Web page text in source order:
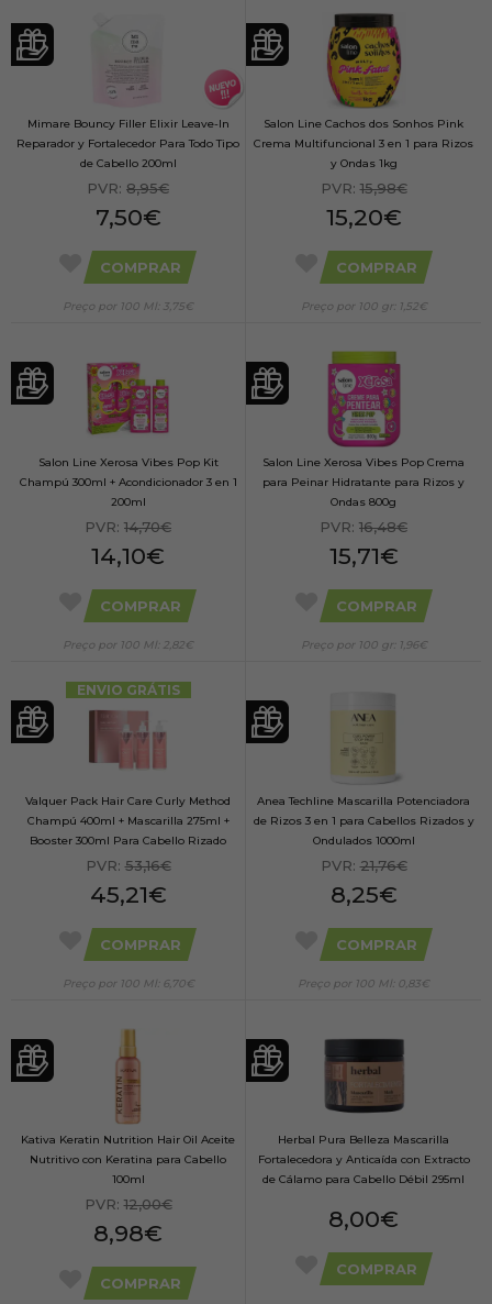
Mimare Bouncy Filler Elixir Leave-In
Reparador y Fortalecedor Para Todo Tipo
de Cabello 200ml
PVR: 8,95€
7,50€
COMPRAR
Preço por 100 Ml: 3,75€
Salon Line Cachos dos Sonhos Pink
Crema Multifuncional 3 en 1 para Rizos
y Ondas 1kg
PVR:15,98€
15,20€
COMPRAR
Preço por 100 gr: 1,52€
Salon Line Xerosa Vibes Pop Kit
Champú 300ml + Acondicionador 3 en 1
200ml
PVR: 14,70€
14,10€
COMPRAR
Preço por 100 Ml: 2,82€
Salon Line Xerosa Vibes Pop Crema
para Peinar Hidratante para Rizos y
Ondas 800g
PVR: 16,48€
15,71€
COMPRAR
Preço por 100 gr: 1,96€
ENVIO GRÁTIS
Valquer Pack Hair Care Curly Method
Champú 400ml + Mascarilla 275ml +
Booster 300ml Para Cabello Rizado
PVR:53,16€
45,21€
COMPRAR
Preço por 100 Ml: 6,70€
Anea Techline Mascarilla Potenciadora
de Rizos 3 en 1 para Cabellos Rizados y
Ondulados 1000ml
PVR:21,76€
8,25€
COMPRAR
Preço por 100 Ml: 0,83€
Kativa Keratin Nutrition Hair Oil Aceite
Nutritivo con Keratina para Cabello
100ml
PVR:12,00€
8,98€
COMPRAR
Herbal Pura Belleza Mascarilla
Fortalecedora y Anticaída con Extracto
de Cálamo para Cabello Débil 295ml
8,00€
COMPRAR